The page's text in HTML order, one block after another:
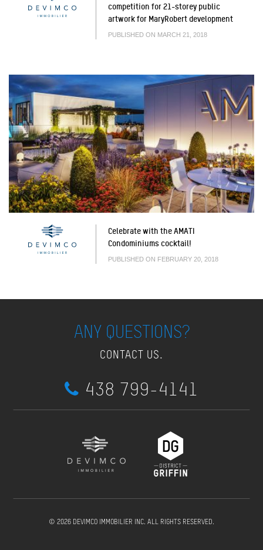
competition for 21-storey public
artwork for MaryRobert development
PUBLISHED ON MARCH 21, 2018
Celebrate with the AMATI
Condominiums cocktail!
PUBLISHED ON FEBRUARY 20, 2018
ANY QUESTIONS?
CONTACT US.
438 799-4141
© 2026 DEVIMCO IMMOBILIER INC. ALL RIGHTS RESERVED.